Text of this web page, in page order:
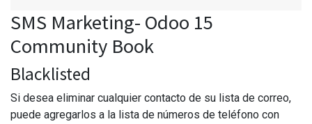
SMS Marketing- Odoo 15
Community Book
Blacklisted
Si desea eliminar cualquier contacto de su lista de correo,
puede agregarlos a la lista de números de teléfono con